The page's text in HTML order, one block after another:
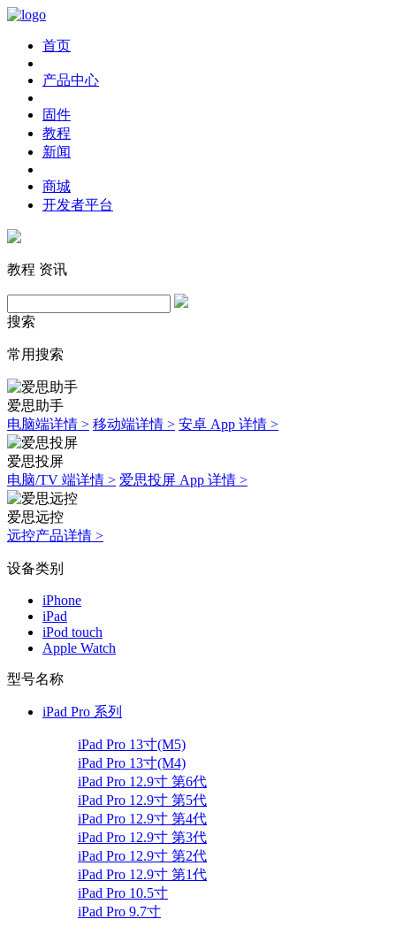
首页
产品中心
固件
教程
新闻
商城
开发者平台
教程 资讯
搜索
常用搜索
爱思助手
电脑端详情 > 移动端详情 > 安卓 App 详情 >
爱思投屏
电脑/TV 端详情 > 爱思投屏 App 详情 >
爱思远控
远控产品详情 >
设备类别
iPhone
iPad
iPod touch
Apple Watch
型号名称
iPad Pro 系列
iPad Pro 13寸(M5)
iPad Pro 13寸(M4)
iPad Pro 12.9寸 第6代
iPad Pro 12.9寸 第5代
iPad Pro 12.9寸 第4代
iPad Pro 12.9寸 第3代
iPad Pro 12.9寸 第2代
iPad Pro 12.9寸 第1代
iPad Pro 10.5寸
iPad Pro 9.7寸